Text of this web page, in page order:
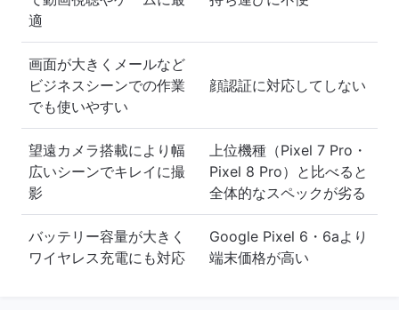
適
画面が大きくメールなど
ビジネスシーンでの作業
でも使いやすい
顔認証に対応してしない
望遠カメラ搭載により幅
広いシーンでキレイに撮
影
上位機種（Pixel 7 Pro・
Pixel 8 Pro）と比べると
全体的なスペックが劣る
バッテリー容量が大きく
ワイヤレス充電にも対応
Google Pixel 6・6aより
端末価格が高い